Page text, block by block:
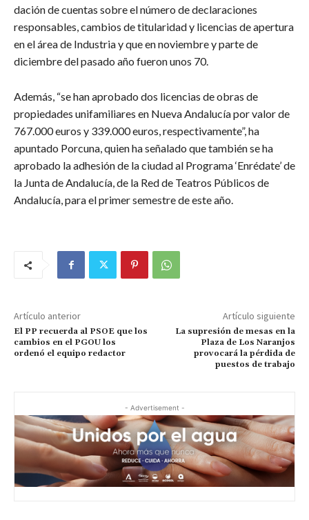
dación de cuentas sobre el número de declaraciones
responsables, cambios de titularidad y licencias de apertura
en el área de Industria y que en noviembre y parte de
diciembre del pasado año fueron unos 70.
Además, “se han aprobado dos licencias de obras de
propiedades unifamiliares en Nueva Andalucía por valor de
767.000 euros y 339.000 euros, respectivamente”, ha
apuntado Porcuna, quien ha señalado que también se ha
aprobado la adhesión de la ciudad al Programa ‘Enrédate’ de
la Junta de Andalucía, de la Red de Teatros Públicos de
Andalucía, para el primer semestre de este año.
Artículo anterior
El PP recuerda al PSOE que los
cambios en el PGOU los
ordenó el equipo redactor
Artículo siguiente
La supresión de mesas en la
Plaza de Los Naranjos
provocará la pérdida de
puestos de trabajo
- Advertisement -